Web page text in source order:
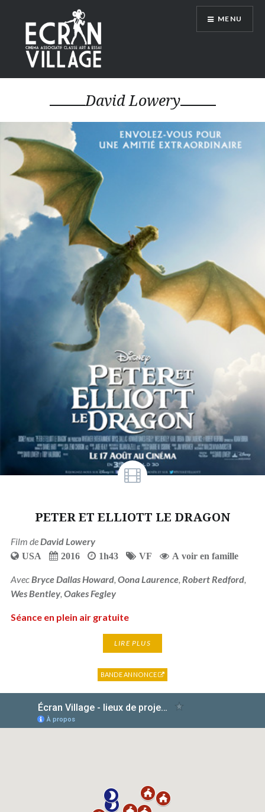
contenu
principal
ÉCRAN VILLAGE
MENU
David Lowery
PETER ET ELLIOTT LE DRAGON
Film de David Lowery
USA 2016 1h43 VF A voir en famille
Avec Bryce Dallas Howard, Oona Laurence, Robert Redford,
Wes Bentley, Oakes Fegley
Séance en plein air gratuite
LIRE PLUS
BANDE ANNONCE